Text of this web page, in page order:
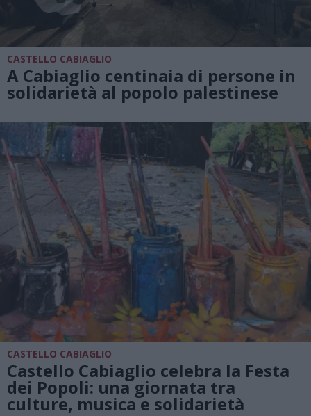
CASTELLO CABIAGLIO
A Cabiaglio centinaia di persone in
solidarietà al popolo palestinese
CASTELLO CABIAGLIO
Castello Cabiaglio celebra la Festa
dei Popoli: una giornata tra
culture, musica e solidarietà